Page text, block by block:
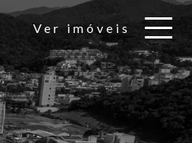
Ver imóveis